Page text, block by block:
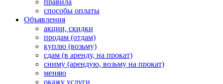
правила
способы оплаты
Объявления
акции, скидки
продам (отдам)
куплю (возьму)
сдам (в аренду, на прокат)
сниму (арендую, возьму на прокат)
меняю
окажу услуги